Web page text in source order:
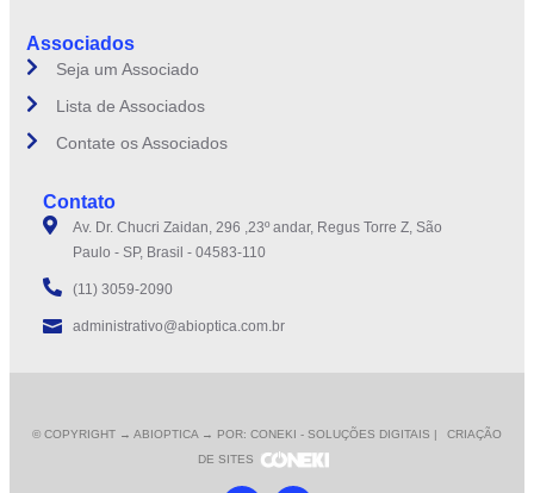
Associados
Seja um Associado
Lista de Associados
Contate os Associados
Contato
Av. Dr. Chucri Zaidan, 296 ,23º andar, Regus Torre Z, São
Paulo - SP, Brasil - 04583-110
(11) 3059-2090
administrativo@abioptica.com.br
© COPYRIGHT → ABIOPTICA → POR: CONEKI - SOLUÇÕES DIGITAIS |
CRIAÇÃO
DE SITES